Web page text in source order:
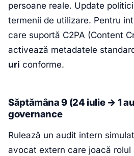
persoane reale. Update
termenii de utilizare. Pentru
care suportă C2PA (Content
activează metadatele
uri conforme.
Săptămâna 9 (24 iulie → 1
governance
Rulează un audit intern
avocat extern care joacă rolul